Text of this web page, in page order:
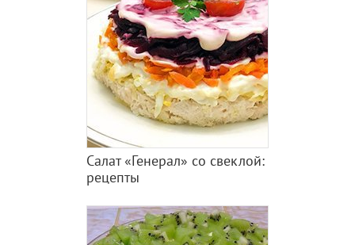
Салат «Генерал» со свеклой:
рецепты